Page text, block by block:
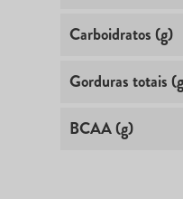
Carboidratos (g)
Gorduras totais
BCAA (g)